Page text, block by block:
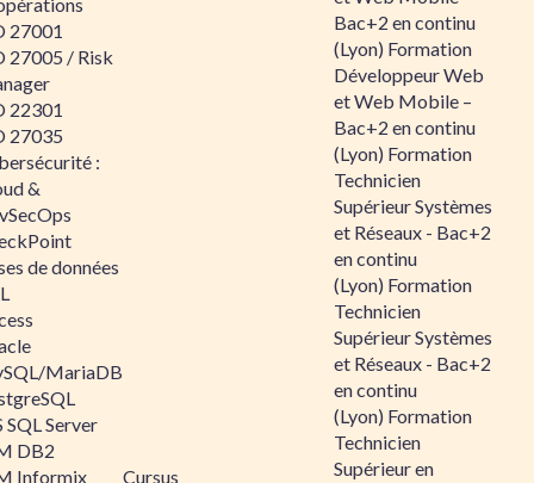
27001
27005 / Risk
22301
27035
:
&
de données
MariaDB
SQL Server
DB2
Informix
Cursus
Bac+2 en continu
(Lyon) Formation
Développeur Web
et Web Mobile –
Bac+2 en continu
(Lyon) Formation
Technicien
Supérieur Systèmes
et Réseaux - Bac+2
en continu
(Lyon) Formation
Technicien
Supérieur Systèmes
et Réseaux - Bac+2
en continu
(Lyon) Formation
Technicien
Supérieur en